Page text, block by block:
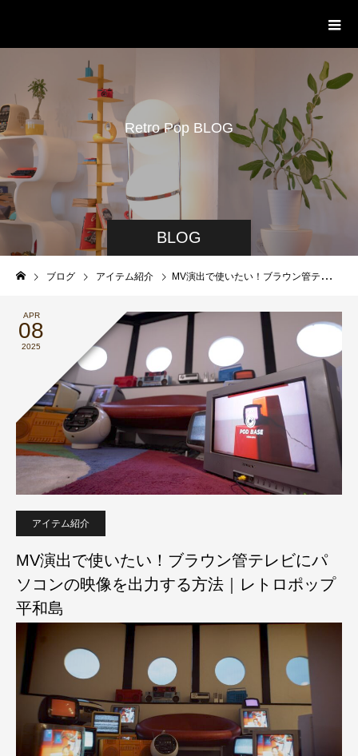
BLOG
Retro Pop BLOG
ブログ アイテム紹介 MV演出で使いたい！ブラウン管テレビにパソコンの映像を出力する方法｜レトロポップ平和島
APR
08
2025
アイテム紹介
MV演出で使いたい！ブラウン管テレビにパ
ソコンの映像を出力する方法｜レトロポップ
平和島